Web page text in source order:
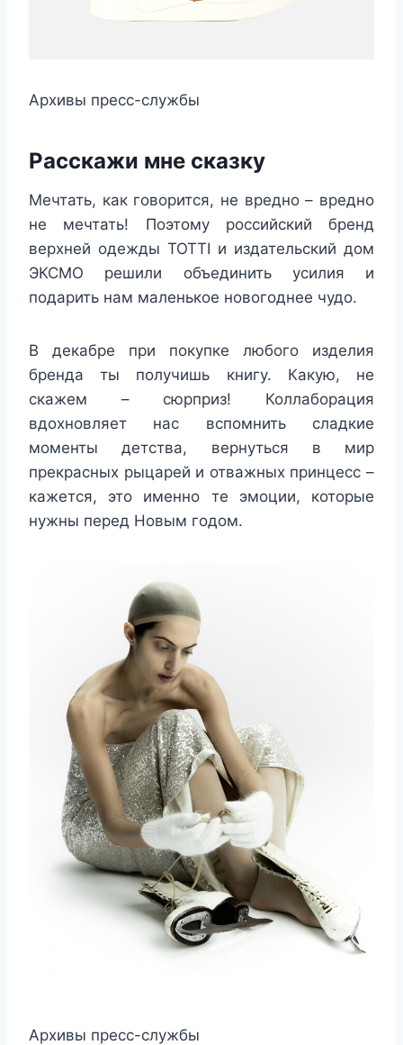
Архивы пресс-службы
Расскажи мне сказку
Мечтать, как говорится, не вредно – вредно
не мечтать! Поэтому российский бренд
верхней одежды TOTTI и издательский дом
ЭКСМО решили объединить усилия и
подарить нам маленькое новогоднее чудо.
В декабре при покупке любого изделия
бренда ты получишь книгу. Какую, не
скажем – сюрприз! Коллаборация
вдохновляет нас вспомнить сладкие
моменты детства, вернуться в мир
прекрасных рыцарей и отважных принцесс –
кажется, это именно те эмоции, которые
нужны перед Новым годом.
Архивы пресс-службы